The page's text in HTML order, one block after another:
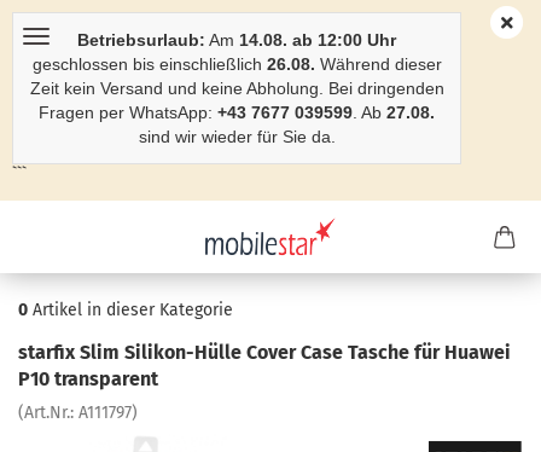
Betriebsurlaub: Am 14.08. ab 12:00 Uhr
geschlossen bis einschließlich 26.08. Während dieser
Zeit kein Versand und keine Abholung. Bei dringenden
Fragen per WhatsApp: +43 7677 039599 . Ab 27.08.
sind wir wieder für Sie da.
```
0 Artikel in dieser Kategorie
star­fix Slim Silikon-​Hülle Cover Case Ta­sche für Hua­wei
P10 trans­pa­rent
(Art.Nr.: A111797)